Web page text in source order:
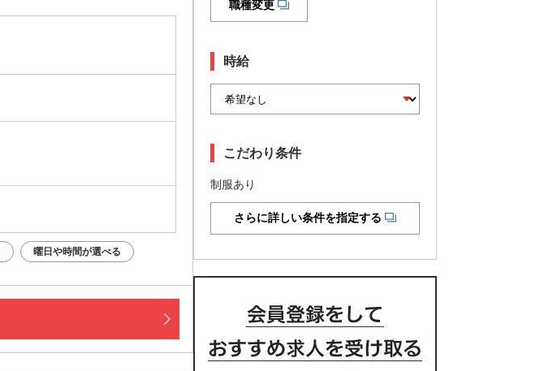
曜日や時間が選べる
職種変更
時給
こだわり条件
制服あり
さらに詳しい条件を指定する